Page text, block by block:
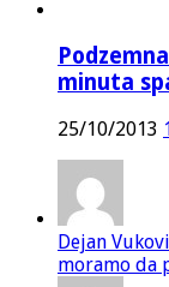
minuta
25/10/2013
Dejan
moramo da